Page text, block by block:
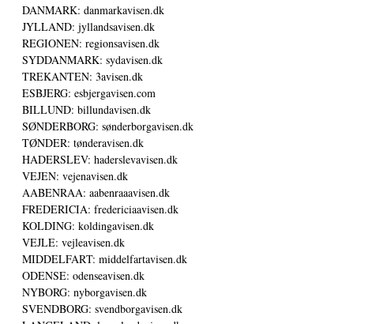
DANMARK: danmarkavisen.dk
JYLLAND: jyllandsavisen.dk
REGIONEN: regionsavisen.dk
SYDDANMARK: sydavisen.dk
TREKANTEN: 3avisen.dk
ESBJERG: esbjergavisen.com
BILLUND: billundavisen.dk
SØNDERBORG: sønderborgavisen.dk
TØNDER: tønderavisen.dk
HADERSLEV: haderslevavisen.dk
VEJEN: vejenavisen.dk
AABENRAA: aabenraaavisen.dk
FREDERICIA: fredericiaavisen.dk
KOLDING: koldingavisen.dk
VEJLE: vejleavisen.dk
MIDDELFART: middelfartavisen.dk
ODENSE: odenseavisen.dk
NYBORG: nyborgavisen.dk
SVENDBORG: svendborgavisen.dk